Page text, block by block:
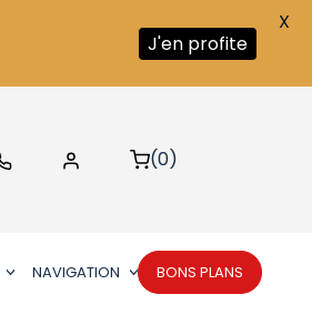
(0)
NAVIGATION BONS PLANS
J'en profite
X